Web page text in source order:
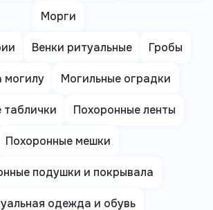
Морги
Венки ритуальные Гробы
могилу Могильные оградки
таблички Похоронные ленты
Похоронные мешки
подушки и покрывала
одежда и обувь